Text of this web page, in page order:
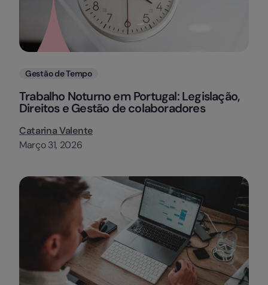
Categorias
Gestão de Tempo
Trabalho Noturno em Portugal: Legislação,
Direitos e Gestão de colaboradores
Catarina Valente
Março 31, 2026